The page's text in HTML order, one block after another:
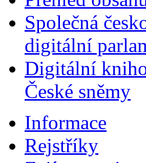
Společná
digitální
Digitální
České sněmy
Informace
Rejstříky